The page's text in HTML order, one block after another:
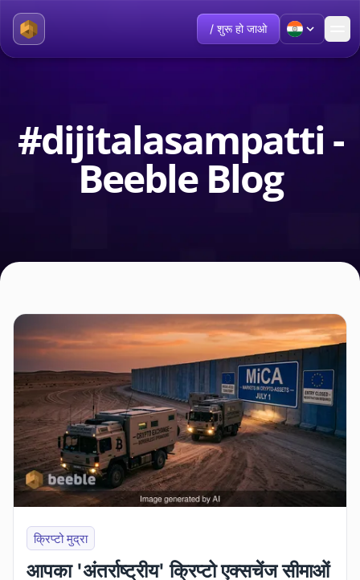
/ शुरू हो जाओ
#dijitalasampatti -
Beeble Blog
क्रिप्टो मुद्रा
आपका 'अंतर्राष्ट्रीय' क्रिप्टो एक्सचेंज सीमाओं